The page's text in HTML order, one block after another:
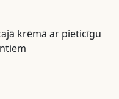
krēmā ar pieticīgu